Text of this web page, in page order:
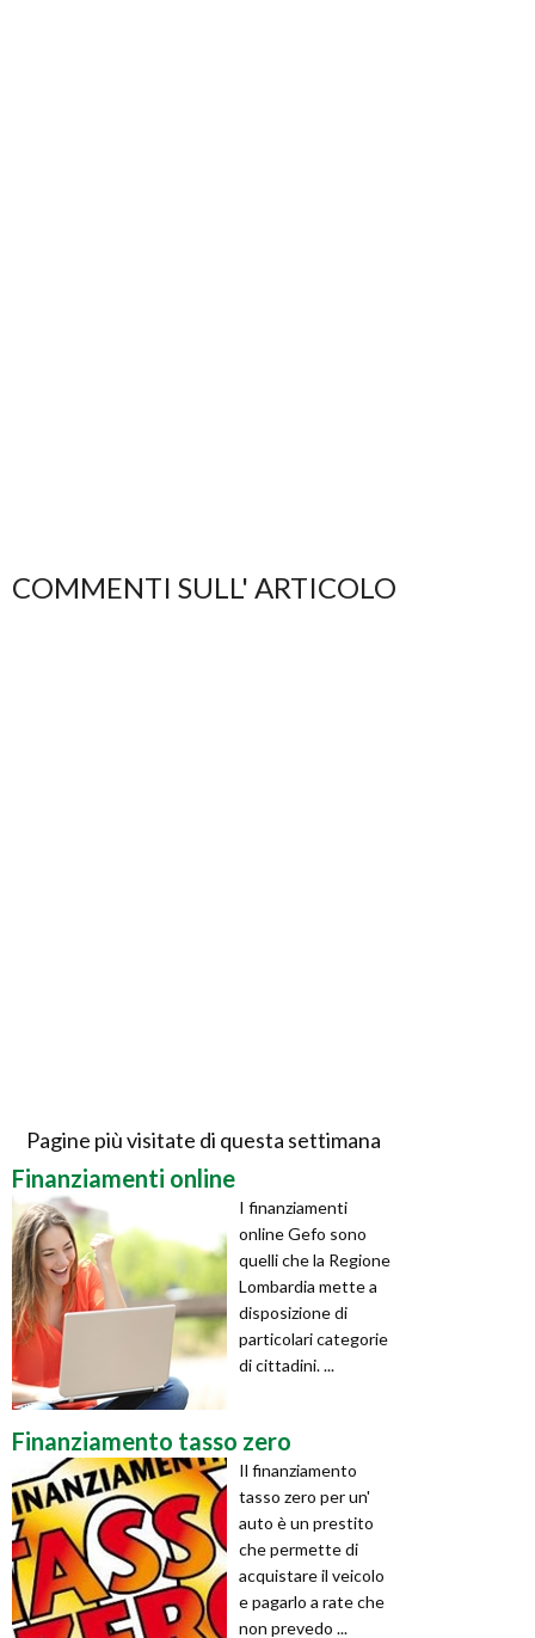
COMMENTI SULL' ARTICOLO
Pagine più visitate di questa settimana
Finanziamenti online
I finanziamenti
online Gefo sono
quelli che la Regione
Lombardia mette a
disposizione di
particolari categorie
di cittadini. ...
Finanziamento tasso zero
Il finanziamento
tasso zero per un'
auto è un prestito
che permette di
acquistare il veicolo
e pagarlo a rate che
non prevedo ...